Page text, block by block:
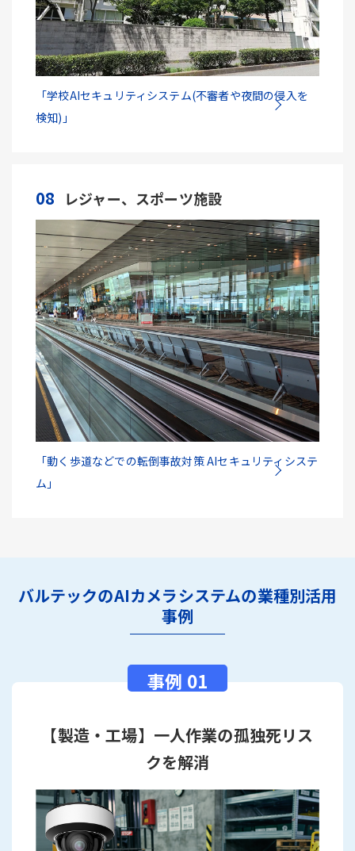
「学校AIセキュリティシステム(不審者や夜間の侵入を
検知)」
08 レジャー、スポーツ施設
「動く歩道などでの転倒事故対策 AIセキュリティシステ
ム」
バルテックのAIカメラシステムの業種別活用
事例
【製造・工場】一人作業の孤独死リス
クを解消